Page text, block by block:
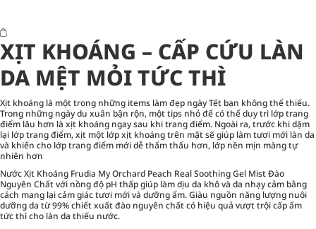
XỊT KHOÁNG – CẤP CỨU LÀN
DA MỆT MỎI TỨC THÌ
Xịt khoáng là một trong những items làm đẹp ngày Tết bạn không thể thiếu.
Trong những ngày du xuân bận rộn, một tips nhỏ để có thể duy trì lớp trang
điểm lâu hơn là xịt khoáng ngay sau khi trang điểm. Ngoài ra, trước khi dặm
lại lớp trang điểm, xịt một lớp xịt khoáng trên mặt sẽ giúp làm tươi mới làn da
và khiến cho lớp trang điểm mới dễ thẩm thấu hơn, lớp nền mịn màng tự
nhiên hơn
Nước Xịt Khoáng Frudia My Orchard Peach Real Soothing Gel Mist Đào
Nguyên Chất với nồng độ pH thấp giúp làm dịu da khô và da nhạy cảm bằng
cách mang lại cảm giác tươi mới và dưỡng ẩm. Giàu nguồn năng lượng nuôi
dưỡng da từ 99% chiết xuất đào nguyên chất có hiệu quả vượt trội cấp ẩm
tức thì cho làn da thiếu nước.